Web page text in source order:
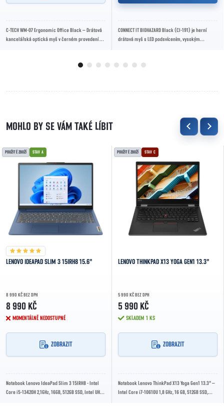
C-TECH WM-07 Ergonomic Office Black – Drátová
kancelářská optická myš v černém provedení s
CONNECT IT BIOHAZARD Black (CI-191) je herní
drátová myš s LED podsvícením, vysokým
POUŽITÉ ZBOŽÍ STAV A
LENOVO IDEAPAD SLIM 3 15IRH8 15.6"
8 990 KČ BEZ DPH
8 990 KČ
MOMENTÁLNĚ NEDOSTUPNÉ
ZOBRAZIT
Notebook Lenovo IdeaPad Slim 3 15IRH8 - Intel
Core i5-13420H 2,1GHz, 16GB, 512GB SSD, Intel UHD
POUŽITÉ ZBOŽÍ STAV C
LENOVO THINKPAD X13 YOGA GEN1 13.3"
5 990 KČ BEZ DPH
5 990 KČ
SKLADEM 1 KS
ZOBRAZIT
Notebook Lenovo ThinkPad X13 Yoga Gen1 13.3" –
Intel Core i7-10610U 1,8 GHz, 16 GB, 512GB SSD,